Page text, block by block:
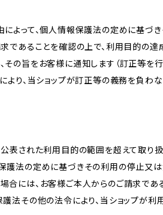
よって、個人情報保護法の定めに基づ
であることを確認の上で、利用目的の
の旨をお客様に通知します（訂正等を
より、当ショップが訂正等の義務を負わ
公表された利用目的の範囲を超えて取
法の定めに基づきその利用の停止又は
合には、お客様ご本人からのご請求で
法その他の法令により、当ショップが